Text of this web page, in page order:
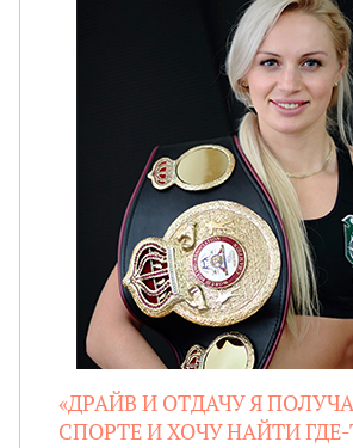
«ДРАЙВ И ОТДАЧУ Я
СПОРТЕ И ХОЧУ НАЙТИ